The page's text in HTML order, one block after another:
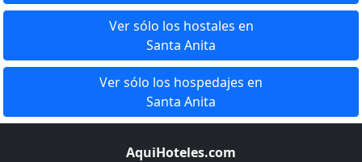
Ver sólo los hostales en
Santa Anita
Ver sólo los hospedajes en
Santa Anita
AquiHoteles.com